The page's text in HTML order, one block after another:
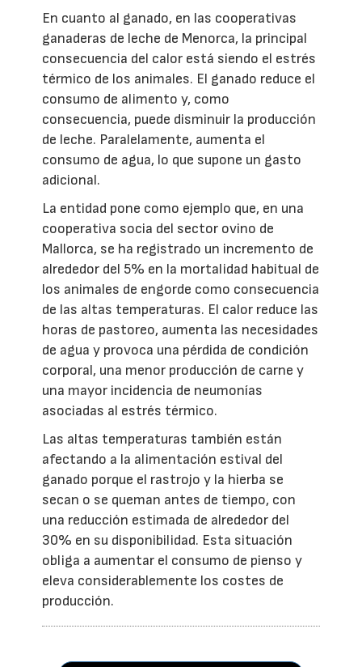
En cuanto al ganado, en las cooperativas
ganaderas de leche de Menorca, la principal
consecuencia del calor está siendo el estrés
térmico de los animales. El ganado reduce el
consumo de alimento y, como
consecuencia, puede disminuir la producción
de leche. Paralelamente, aumenta el
consumo de agua, lo que supone un gasto
adicional.
La entidad pone como ejemplo que, en una
cooperativa socia del sector ovino de
Mallorca, se ha registrado un incremento de
alrededor del 5% en la mortalidad habitual de
los animales de engorde como consecuencia
de las altas temperaturas. El calor reduce las
horas de pastoreo, aumenta las necesidades
de agua y provoca una pérdida de condición
corporal, una menor producción de carne y
una mayor incidencia de neumonías
asociadas al estrés térmico.
Las altas temperaturas también están
afectando a la alimentación estival del
ganado porque el rastrojo y la hierba se
secan o se queman antes de tiempo, con
una reducción estimada de alrededor del
30% en su disponibilidad. Esta situación
obliga a aumentar el consumo de pienso y
eleva considerablemente los costes de
producción.